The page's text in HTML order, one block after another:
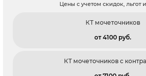
Цены с учетом скидок, льгот
КТ мочеточников
от 4100 pуб.
КТ мочеточников с